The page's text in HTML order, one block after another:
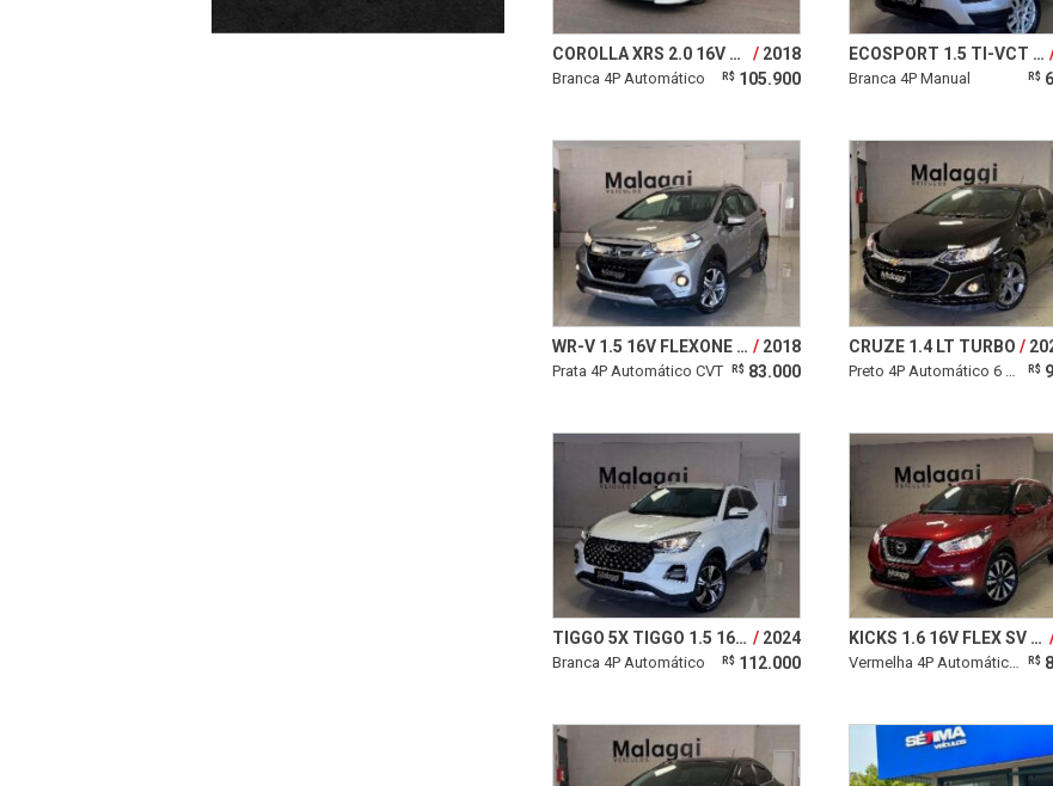
COROLLA XRS 2.0 16V FLEX. 2018
Branca 4P Automático R$ 105.900
ECOSPORT 1.5 TI-VCT FLEX SE MANUAL
Branca 4P Manual R$
WR-V 1.5 16V FLEXONE EXL CVT 2018
Prata 4P Automático CVT R$ 83.000
CRUZE 1.4 LT TURBO
R$
TIGGO 5X TIGGO 1.5 16V TURBO 5X T FLEX 4P AUTOMÁTICO 2024
Branca 4P Automático R$ 112.000
KICKS 1.6 16V FLEX SV 4P XTRONIC
R$